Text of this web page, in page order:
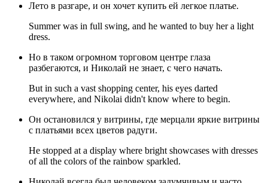
Лето в разгаре, и он хочет купить ей легкое платье.
Summer was in full swing, and he wanted to buy her a light
dress.
Но в таком огромном торговом центре глаза
разбегаются, и Николай не знает, с чего начать.
But in such a vast shopping center, his eyes darted
everywhere, and Nikolai didn't know where to begin.
Он остановился у витрины, где мерцали яркие витрины
с платьями всех цветов радуги.
He stopped at a display where bright showcases with dresses
of all the colors of the rainbow sparkled.